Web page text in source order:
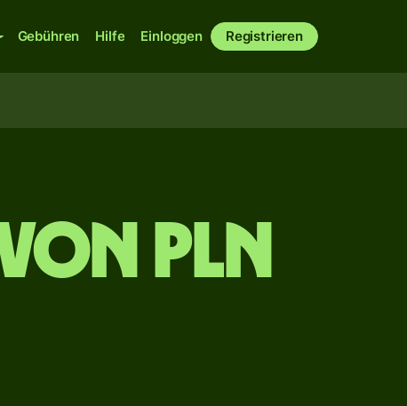
Gebühren Hilfe Einloggen Registrieren
PLN